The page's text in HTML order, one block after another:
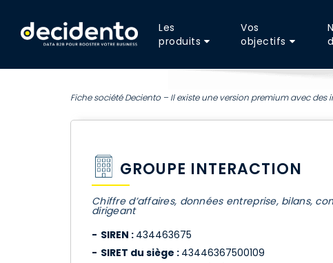
Les
produits
Vos
objectifs
Fiche société Deciento – Il existe une version premium avec
GROUPE INTERACTION
Chiffre d’affaires, données entreprise, bilans,
dirigeant
SIREN : 434463675
SIRET du siège : 43446367500109